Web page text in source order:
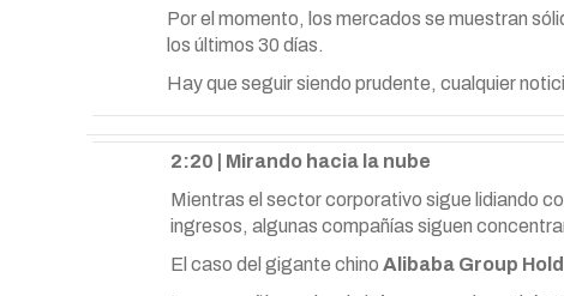
Por el momento, los mercados se muestran
los últimos 30 días.
Hay que seguir siendo prudente, cualquier
2:20 | Mirando hacia la nube
Mientras el sector corporativo sigue lidiando
ingresos, algunas compañías siguen
El caso del gigante chino Alibaba Group